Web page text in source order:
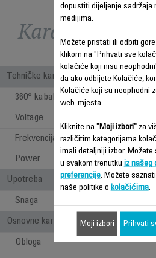
Karakteristike
Tehničke karakteristike
360° kabal
Voltage
Frekvencija
Power
Upotreba
Snaga
Osnovne karakteristike
Obloga
dopustiti dijeljenje sadržaja
medijima.
Možete pristati ili odbiti
klikom na "Prihvati sve
kolačiće koji nisu
da ako odbijete Kolačiće,
Kolačiće koji su neophodni
web-mjesta.
Kliknite na "Moji izbori"za
različitim kategorijama
imali detaljniji izbor. Možete
u svakom trenutku iz našeg
preferencije. Možete
naše politike o kolačićima.
Moji izbori Prihvati